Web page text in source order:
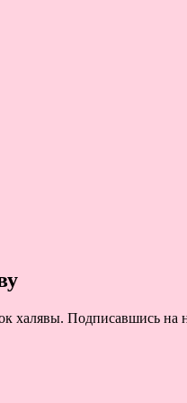
халявы. Подписавшись на